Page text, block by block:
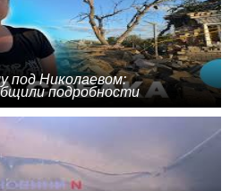
под Николаевом:
подробности